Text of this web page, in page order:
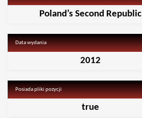
Poland’s Second Republic
Data wydania
2012
Posiada pliki pozycji
true